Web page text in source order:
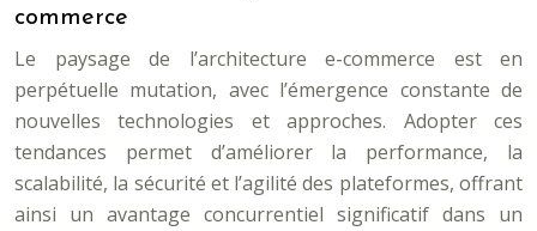
commerce
Le paysage de l’architecture e-commerce est en
perpétuelle mutation, avec l’émergence constante de
nouvelles technologies et approches. Adopter ces
tendances permet d’améliorer la performance, la
scalabilité, la sécurité et l’agilité des plateformes, offrant
ainsi un avantage concurrentiel significatif dans un